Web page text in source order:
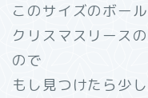
このサイズのボー
クリスマスリース
ので
もし見つけたら少